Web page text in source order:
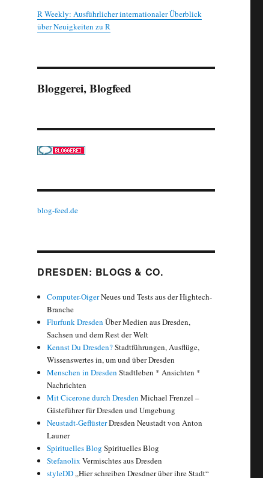
R Weekly: Ausführlicher internationaler Überblick
über Neuigkeiten zu R
Bloggerei, Blogfeed
blog-feed.de
DRESDEN: BLOGS & CO.
Computer-OigerNeues und Tests aus der Hightech-
Branche
Flurfunk Dresden Über Medien aus Dresden,
Sachsen und dem Rest der Welt
Kennst Du Dresden?Stadtführungen, Ausflüge,
Wissenswertes in, um und über Dresden
Menschen in Dresden Stadtleben * Ansichten *
Nachrichten
Mit Cicerone durch Dresden Michael Frenzel –
Gästeführer für Dresden und Umgebung
Neustadt-GeflüsterDresden Neustadt von Anton
Launer
Spirituelles Blog Spirituelles Blog
Stefanolix Vermischtes aus Dresden
styleDD„Hier schreiben Dresdner über ihre Stadt“